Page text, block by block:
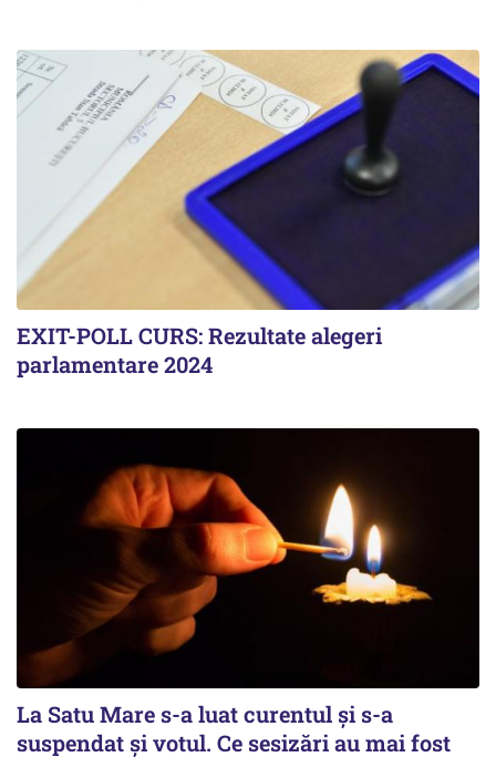
EXIT-POLL CURS: Rezultate alegeri
parlamentare 2024
La Satu Mare s-a luat curentul și s-a
suspendat și votul. Ce sesizări au mai fost